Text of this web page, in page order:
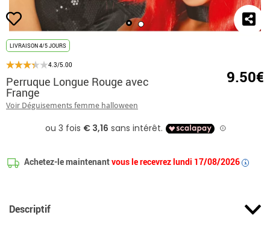
LIVRAISON 4/5 JOURS
4.3/5.00
Perruque Longue Rouge avec
Frange
Voir Déguisements femme halloween
9.50€
Achetez-le maintenantvous le recevrez lundi 17/08/2026 i
Descriptif